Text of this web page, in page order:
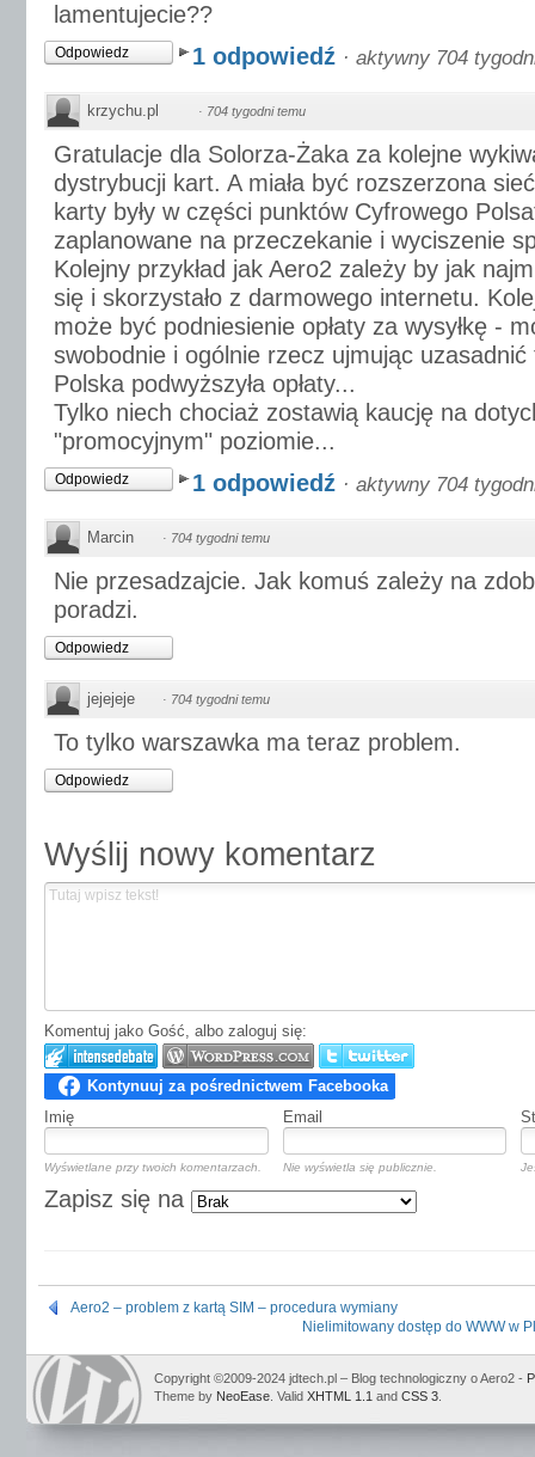
lamentujecie??
Odpowiedz 1 odpowiedź · aktywny 704
krzychu.pl · 704 tygodni temu
Gratulacje dla Solorza-Żaka za kolejne
dystrybucji kart. A miała być rozszerzona
karty były w części punktów Cyfrowego
zaplanowane na przeczekanie i wyciszenie
Kolejny przykład jak Aero2 zależy by jak
się i skorzystało z darmowego internetu.
może być podniesienie opłaty za wysyłkę -
swobodnie i ogólnie rzecz ujmując
Polska podwyższyła opłaty...
Tylko niech chociaż zostawią kaucję na
"promocyjnym" poziomie...
Odpowiedz 1 odpowiedź · aktywny 704
Marcin · 704 tygodni temu
Nie przesadzajcie. Jak komuś zależy na
poradzi.
Odpowiedz
jejejeje · 704 tygodni temu
To tylko warszawka ma teraz problem.
Odpowiedz
Wyślij nowy komentarz
Komentuj jako Gość, albo zaloguj się:
Imię Email
Wyświetlane przy twoich komentarzach. Nie wyświetla się publicznie.
Zapisz się na
Aero2 – problem z kartą SIM – procedura wymiany
Nielimitowany dostęp do WWW w
Copyright ©2009-2024 jdtech.pl – Blog technologiczny o Aero2 -
Theme by NeoEase . Valid XHTML 1.1 and CSS 3